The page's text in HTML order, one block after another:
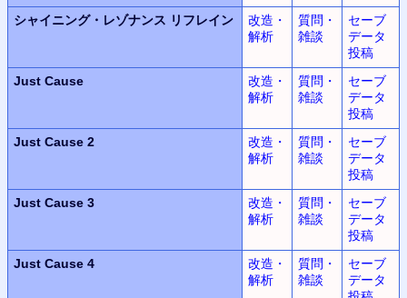
シャイニング・レゾナンス リフレイン
改造・
解析
質問・
雑談
セーブ
データ
投稿
Just Cause
改造・
解析
質問・
雑談
セーブ
データ
投稿
Just Cause 2
改造・
解析
質問・
雑談
セーブ
データ
投稿
Just Cause 3
改造・
解析
質問・
雑談
セーブ
データ
投稿
Just Cause 4
改造・
解析
質問・
雑談
セーブ
データ